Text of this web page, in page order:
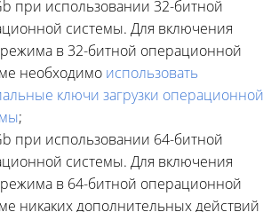
при использовании 32-битной
системы. Для включения
режима в 32-битной операционной
необходимо использовать
ключи загрузки операционной
;
при использовании 64-битной
системы. Для включения
режима в 64-битной операционной
никаких дополнительных действий